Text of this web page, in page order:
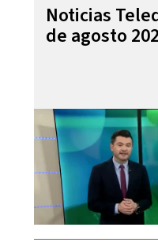
Noticias
de agosto